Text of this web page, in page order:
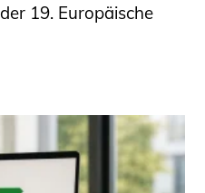
19. Europäische